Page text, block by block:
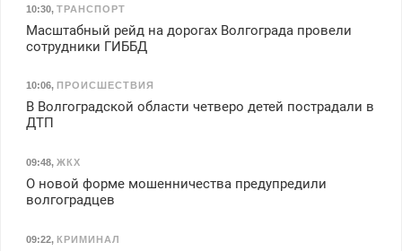
10:30, ТРАНСПОРТ
Масштабный рейд на дорогах Волгограда провели
сотрудники ГИББД
10:06, ПРОИСШЕСТВИЯ
В Волгоградской области четверо детей пострадали в
ДТП
09:48, ЖКХ
О новой форме мошенничества предупредили
волгоградцев
09:22, КРИМИНАЛ